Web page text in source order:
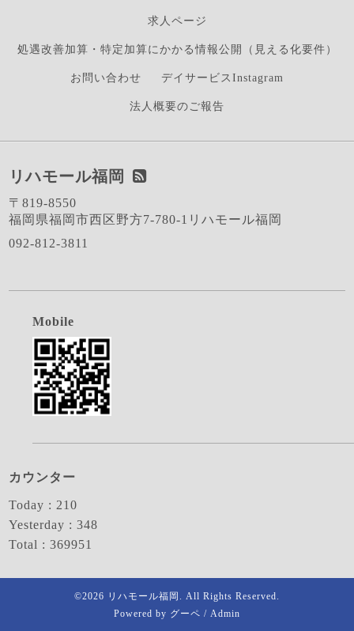
求人ページ
処遇改善加算・特定加算にかかる情報公開（見える化要件）
お問い合わせ デイサービスInstagram
法人概要のご報告
リハモール福岡
〒819-8550
福岡県福岡市西区野方7-780-1リハモール福岡
092-812-3811
Mobile
カウンター
Today : 210
Yesterday :348
Total :369951
©2026 リハモール福岡 . All Rights Reserved.
Powered by グーペ / Admin